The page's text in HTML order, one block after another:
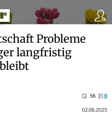
Probleme
langfristig
56
0
02.06.2025